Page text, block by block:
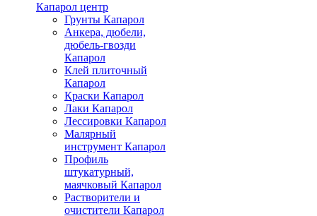
Капарол центр
Грунты Капарол
Анкера, дюбели,
дюбель-гвозди
Капарол
Клей плиточный
Капарол
Краски Капарол
Лаки Капарол
Лессировки Капарол
Малярный
инструмент Капарол
Профиль
штукатурный,
маячковый Капарол
Растворители и
очистители Капарол